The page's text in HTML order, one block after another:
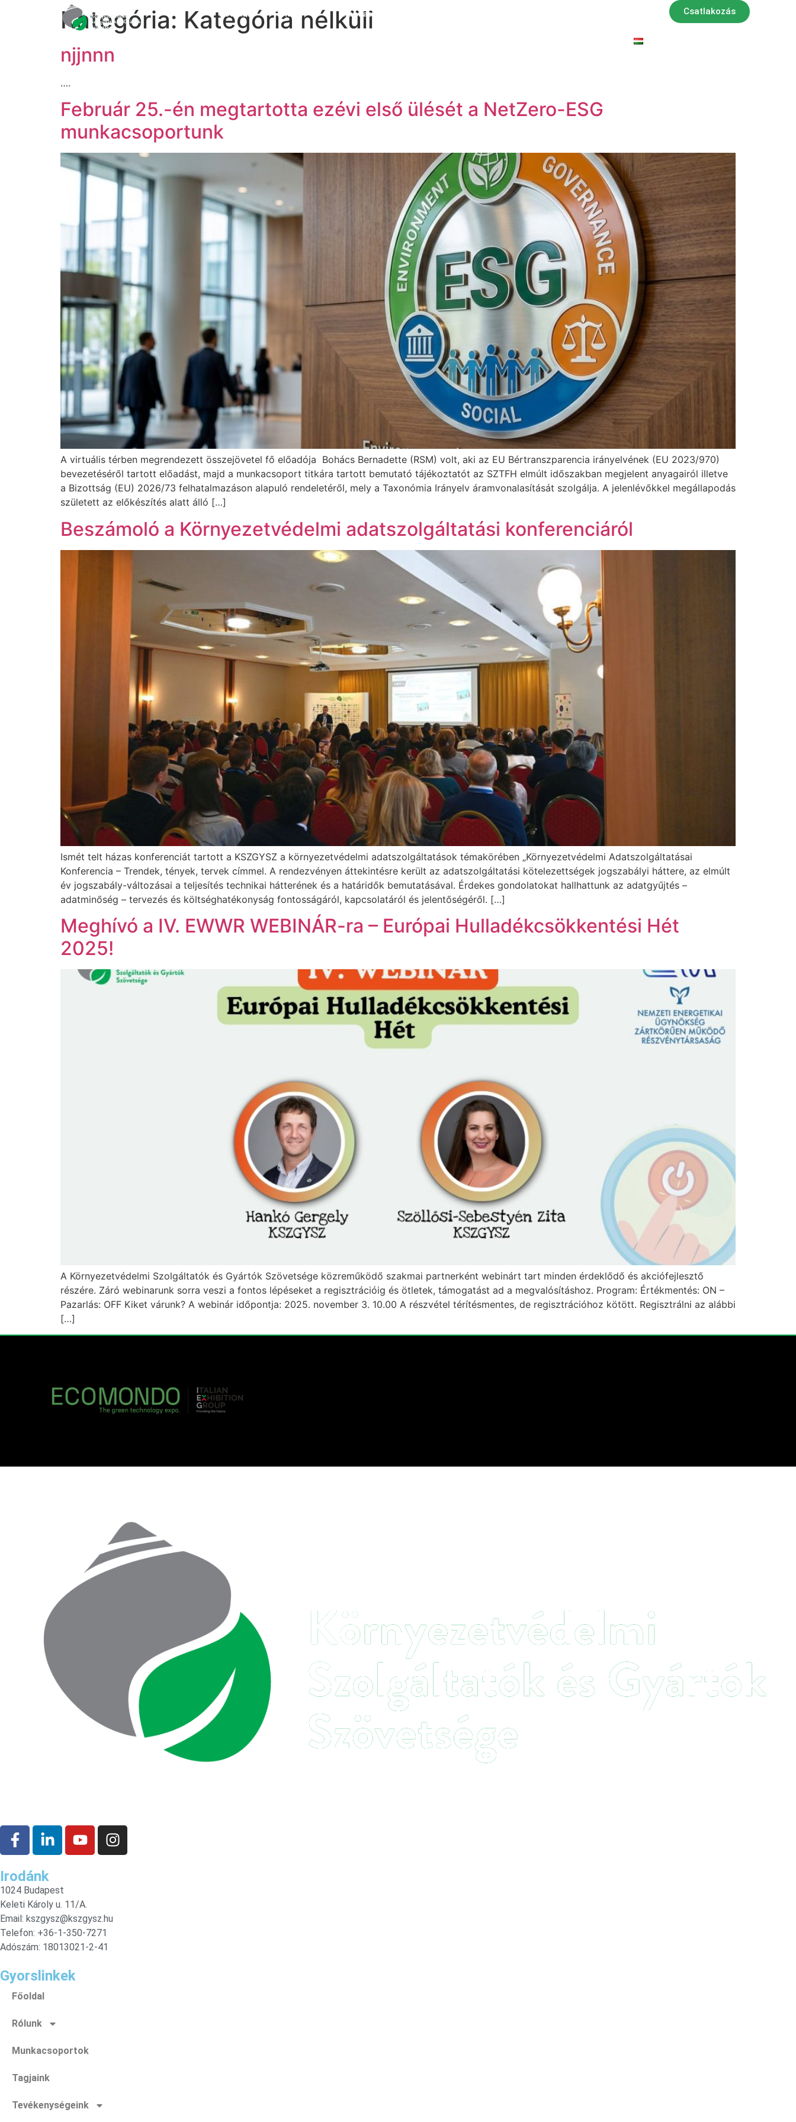
Főoldal Rólunk Munkacsoportok Csatlakozás
Kategória: Kategória nélküli
njjnnn
….
Február 25.-én megtartotta ezévi első ülését a NetZero-ESG
munkacsoportunk
A virtuális térben megrendezett összejövetel fő előadója Bohács Bernadette (RSM) volt, aki az EU Bértranszparencia irányelvének (EU 2023/970)
bevezetéséről tartott előadást, majd a munkacsoport titkára tartott bemutató tájékoztatót az SZTFH elmúlt időszakban megjelent anyagairól illetve
a Bizottság (EU) 2026/73 felhatalmazáson alapuló rendeletéről, mely a Taxonómia Irányelv áramvonalasítását szolgálja. A jelenlévőkkel megállapodás
született az előkészítés alatt álló […]
Beszámoló a Környezetvédelmi adatszolgáltatási konferenciáról
Ismét telt házas konferenciát tartott a KSZGYSZ a környezetvédelmi adatszolgáltatások témakörében „Környezetvédelmi Adatszolgáltatásai
Konferencia – Trendek, tények, tervek címmel. A rendezvényen áttekintésre került az adatszolgáltatási kötelezettségek jogszabályi háttere, az elmúlt
év jogszabály-változásai a teljesítés technikai hátterének és a határidők bemutatásával. Érdekes gondolatokat hallhattunk az adatgyűjtés –
adatminőség – tervezés és költséghatékonyság fontosságáról, kapcsolatáról és jelentőségéről. […]
Meghívó a IV. EWWR WEBINÁR-ra – Európai Hulladékcsökkentési Hét
2025!
A Környezetvédelmi Szolgáltatók és Gyártók Szövetsége közreműködő szakmai partnerként webinárt tart minden érdeklődő és akciófejlesztő
részére. Záró webinarunk sorra veszi a fontos lépéseket a regisztrációig és ötletek, támogatást ad a megvalósításhoz. Program: Értékmentés: ON –
Pazarlás: OFF Kiket várunk? A webinár időpontja: 2025. november 3. 10.00 A részvétel térítésmentes, de regisztrációhoz kötött. Regisztrálni az alábbi
[…]
Irodánk
1024 Budapest
Keleti Károly u. 11/A.
Email: kszgysz@kszgysz.hu
Telefon: +36-1-350-7271
Adószám: 18013021-2-41
Gyorslinkek
Főoldal
Rólunk
Munkacsoportok
Tagjaink
Tevékenységeink